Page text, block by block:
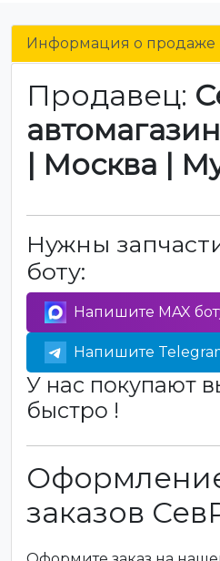
Информация о продаже
Продавец:
| Москва |
Нужны
боту:
Напишите MAX
Напишите
У нас покупают
быстро !
заказов